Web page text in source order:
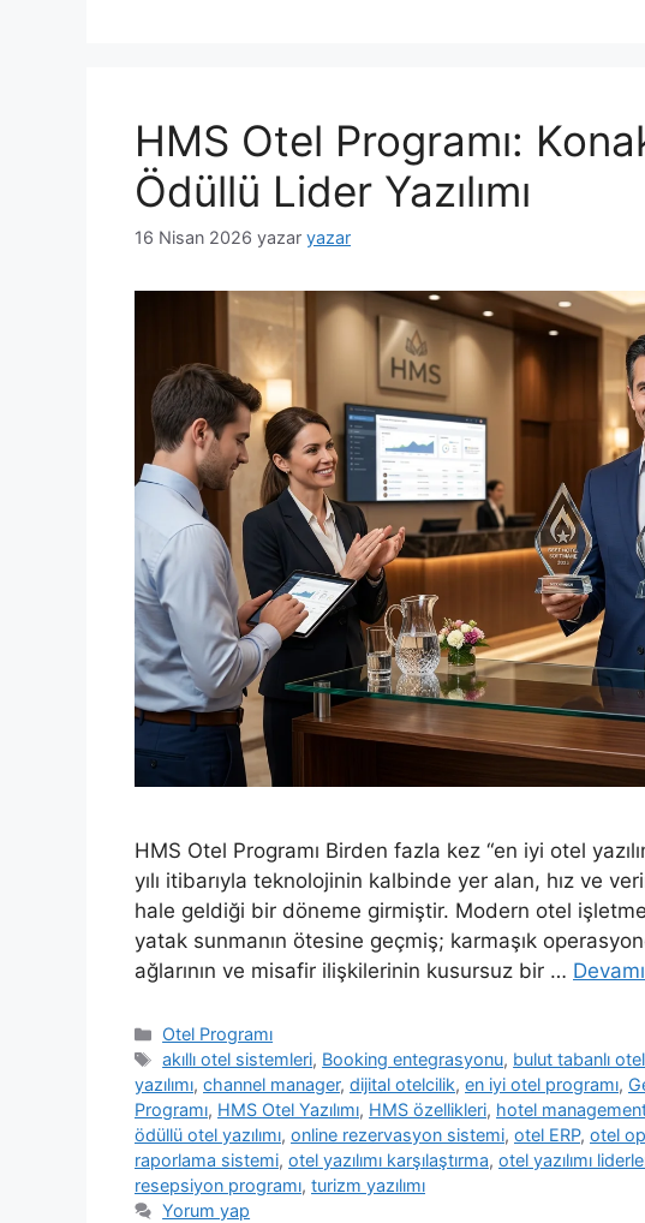
HMS Otel Programı:
Ödüllü Lider Yazılımı
16 Nisan 2026 yazar yazar
HMS Otel Programı Birden fazla kez “en iyi otel
yılı itibarıyla teknolojinin kalbinde yer alan, hız ve
hale geldiği bir döneme girmiştir. Modern otel
yatak sunmanın ötesine geçmiş; karmaşık
ağlarının ve misafir ilişkilerinin kusursuz bir …
Kategoriler
Otel Programı
Etiketler
akıllı otel sistemleri, Booking entegrasyonu, bulut tabanlı otel
yazılımı, channel manager, dijital otelcilik, en iyi otel programı,
Programı, HMS Otel Yazılımı, HMS özellikleri, hotel
ödüllü otel yazılımı, online rezervasyon sistemi, otel ERP, otel
raporlama sistemi, otel yazılımı karşılaştırma, otel yazılımı
resepsiyon programı, turizm yazılımı
Yorum yap